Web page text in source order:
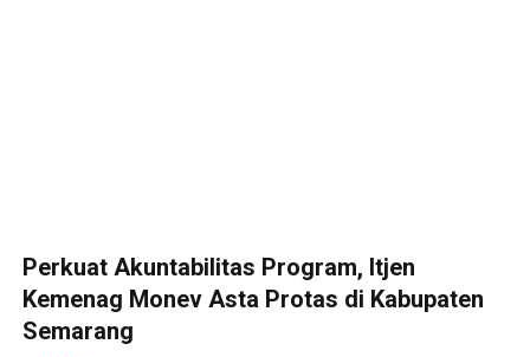
Perkuat Akuntabilitas Program, Itjen
Kemenag Monev Asta Protas di Kabupaten
Semarang